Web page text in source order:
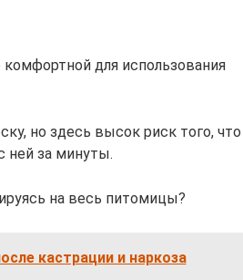
для использования
но здесь высок риск того, что
ней за минуты.
на весь питомицы?
кастрации и наркоза